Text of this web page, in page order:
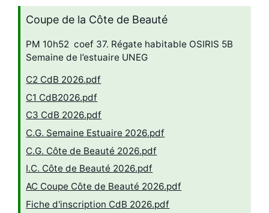
Coupe de la Côte de Beauté
PM 10h52 coef 37. Régate habitable OSIRIS 5B
Semaine de l’estuaire UNEG
C2 CdB 2026.pdf
C1 CdB2026.pdf
C3 CdB 2026.pdf
C.G. Semaine Estuaire 2026.pdf
C.G. Côte de Beauté 2026.pdf
I.C. Côte de Beauté 2026.pdf
AC Coupe Côte de Beauté 2026.pdf
Fiche d'inscription CdB 2026.pdf